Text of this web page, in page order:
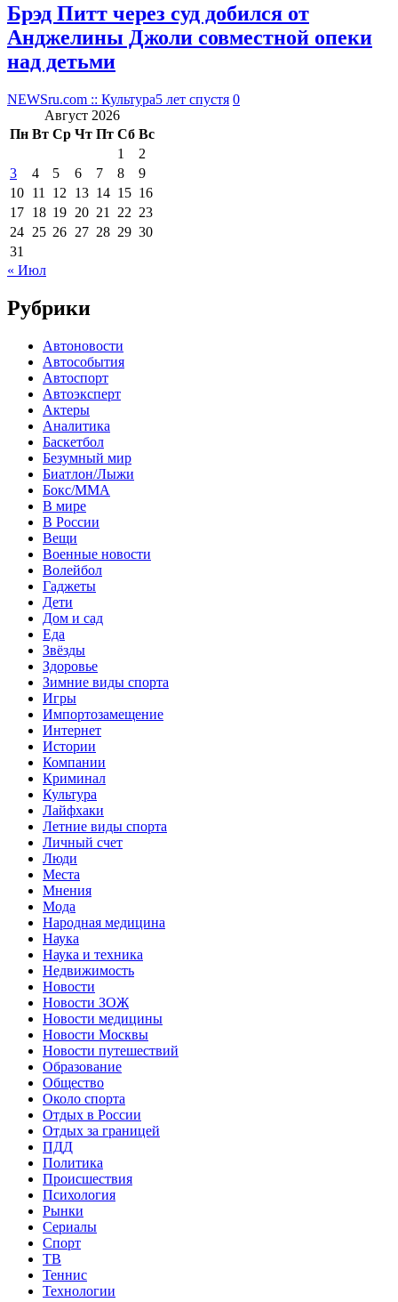
Брэд Питт через суд добился от
Анджелины Джоли совместной опеки
над детьми
NEWSru.com :: Культура5 лет спустя 0
Август 2026
Пн Вт Ср Чт Пт Сб Вс
1
2
3
4 5 6 7 8
9
10 11 12 13 14 15 16
17 18 19 20 21 22 23
24 25 26 27 28 29 30
31
« Июл
Рубрики
Автоновости
Автособытия
Автоспорт
Автоэксперт
Актеры
Аналитика
Баскетбол
Безумный мир
Биатлон/Лыжи
Бокс/MMA
В мире
В России
Вещи
Военные новости
Волейбол
Гаджеты
Дети
Дом и сад
Еда
Звёзды
Здоровье
Зимние виды спорта
Игры
Импортозамещение
Интернет
Истории
Компании
Криминал
Культура
Лайфхаки
Летние виды спорта
Личный счет
Люди
Места
Мнения
Мода
Народная медицина
Наука
Наука и техника
Недвижимость
Новости
Новости ЗОЖ
Новости медицины
Новости Москвы
Новости путешествий
Образование
Общество
Около спорта
Отдых в России
Отдых за границей
ПДД
Политика
Происшествия
Психология
Рынки
Сериалы
Спорт
ТВ
Теннис
Технологии